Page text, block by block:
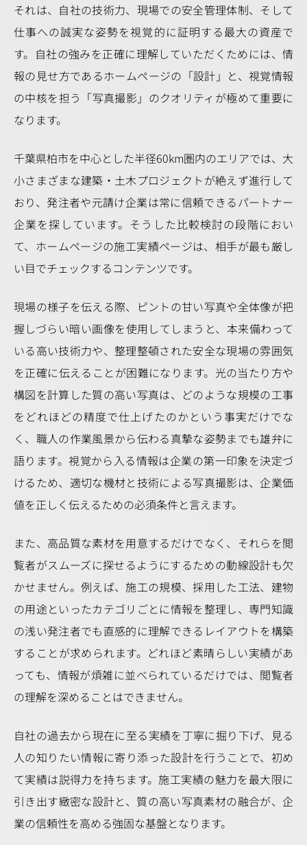
それは、自社の技術力、現場での安全管理体制、そして
仕事への誠実な姿勢を視覚的に証明する最大の資産で
す。自社の強みを正確に理解していただくためには、情
報の見せ方であるホームページの「設計」と、視覚情報
の中核を担う「写真撮影」のクオリティが極めて重要に
なります。
千葉県柏市を中心とした半径60km圏内のエリアでは、大
小さまざまな建築・土木プロジェクトが絶えず進行して
おり、発注者や元請け企業は常に信頼できるパートナー
企業を探しています。そうした比較検討の段階におい
て、ホームページの施工実績ページは、相手が最も厳し
い目でチェックするコンテンツです。
現場の様子を伝える際、ピントの甘い写真や全体像が把
握しづらい暗い画像を使用してしまうと、本来備わって
いる高い技術力や、整理整頓された安全な現場の雰囲気
を正確に伝えることが困難になります。光の当たり方や
構図を計算した質の高い写真は、どのような規模の工事
をどれほどの精度で仕上げたのかという事実だけでな
く、職人の作業風景から伝わる真摯な姿勢までも雄弁に
語ります。視覚から入る情報は企業の第一印象を決定づ
けるため、適切な機材と技術による写真撮影は、企業価
値を正しく伝えるための必須条件と言えます。
また、高品質な素材を用意するだけでなく、それらを閲
覧者がスムーズに探せるようにするための動線設計も欠
かせません。例えば、施工の規模、採用した工法、建物
の用途といったカテゴリごとに情報を整理し、専門知識
の浅い発注者でも直感的に理解できるレイアウトを構築
することが求められます。どれほど素晴らしい実績があ
っても、情報が煩雑に並べられているだけでは、閲覧者
の理解を深めることはできません。
自社の過去から現在に至る実績を丁寧に掘り下げ、見る
人の知りたい情報に寄り添った設計を行うことで、初め
て実績は説得力を持ちます。施工実績の魅力を最大限に
引き出す緻密な設計と、質の高い写真素材の融合が、企
業の信頼性を高める強固な基盤となります。